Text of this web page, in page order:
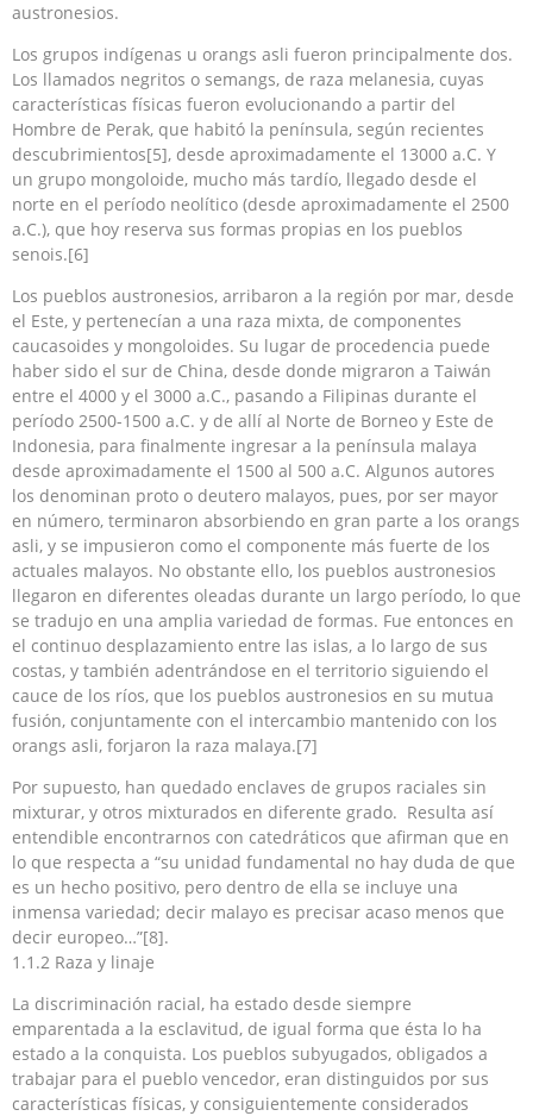
austronesios.
Los grupos indígenas u orangs asli fueron principalmente dos.
Los llamados negritos o semangs, de raza melanesia, cuyas
características físicas fueron evolucionando a partir del
Hombre de Perak, que habitó la península, según recientes
descubrimientos[5], desde aproximadamente el 13000 a.C. Y
un grupo mongoloide, mucho más tardío, llegado desde el
norte en el período neolítico (desde aproximadamente el 2500
a.C.), que hoy reserva sus formas propias en los pueblos
senois.[6]
Los pueblos austronesios, arribaron a la región por mar, desde
el Este, y pertenecían a una raza mixta, de componentes
caucasoides y mongoloides. Su lugar de procedencia puede
haber sido el sur de China, desde donde migraron a Taiwán
entre el 4000 y el 3000 a.C., pasando a Filipinas durante el
período 2500-1500 a.C. y de allí al Norte de Borneo y Este de
Indonesia, para finalmente ingresar a la península malaya
desde aproximadamente el 1500 al 500 a.C. Algunos autores
los denominan proto o deutero malayos, pues, por ser mayor
en número, terminaron absorbiendo en gran parte a los orangs
asli, y se impusieron como el componente más fuerte de los
actuales malayos. No obstante ello, los pueblos austronesios
llegaron en diferentes oleadas durante un largo período, lo que
se tradujo en una amplia variedad de formas. Fue entonces en
el continuo desplazamiento entre las islas, a lo largo de sus
costas, y también adentrándose en el territorio siguiendo el
cauce de los ríos, que los pueblos austronesios en su mutua
fusión, conjuntamente con el intercambio mantenido con los
orangs asli, forjaron la raza malaya.[7]
Por supuesto, han quedado enclaves de grupos raciales sin
mixturar, y otros mixturados en diferente grado. Resulta así
entendible encontrarnos con catedráticos que afirman que en
lo que respecta a “su unidad fundamental no hay duda de que
es un hecho positivo, pero dentro de ella se incluye una
inmensa variedad; decir malayo es precisar acaso menos que
decir europeo…”[8].
1.1.2 Raza y linaje
La discriminación racial, ha estado desde siempre
emparentada a la esclavitud, de igual forma que ésta lo ha
estado a la conquista. Los pueblos subyugados, obligados a
trabajar para el pueblo vencedor, eran distinguidos por sus
características físicas, y consiguientemente considerados